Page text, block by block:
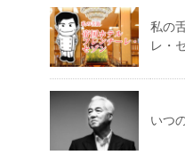
私の
レ・
いつ